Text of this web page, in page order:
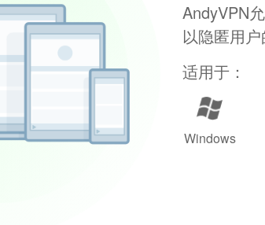
AndyVPN
以隐匿用
适用于：
Windows